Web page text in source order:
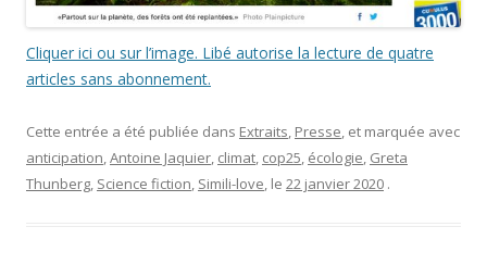
Cliquer ici ou sur l’image. Libé autorise la lecture de quatre
articles sans abonnement.
Cette entrée a été publiée dans Extraits, Presse, et marquée avec
anticipation,Antoine Jaquier, climat, cop25, écologie, Greta
Thunberg, Science fiction, Simili-love, le 22 janvier 2020 .